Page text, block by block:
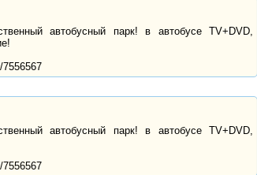
автобусный парк! в автобусе TV+DVD,
автобусный парк! в автобусе TV+DVD,